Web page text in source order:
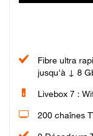
Fibre ultra
jusqu'à ↓ 8
Livebox 7 :
200 chaînes